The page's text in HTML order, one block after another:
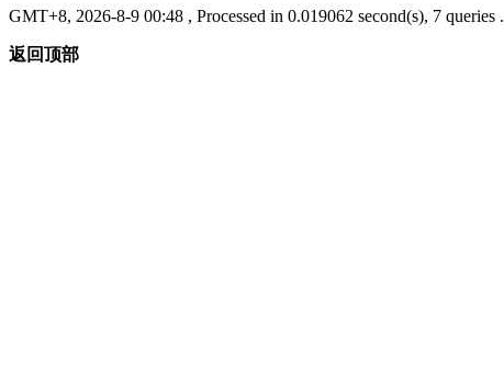
GMT+8, 2026-8-9 00:48 , Processed in 0.019062 second(s), 7 queries .
返回顶部